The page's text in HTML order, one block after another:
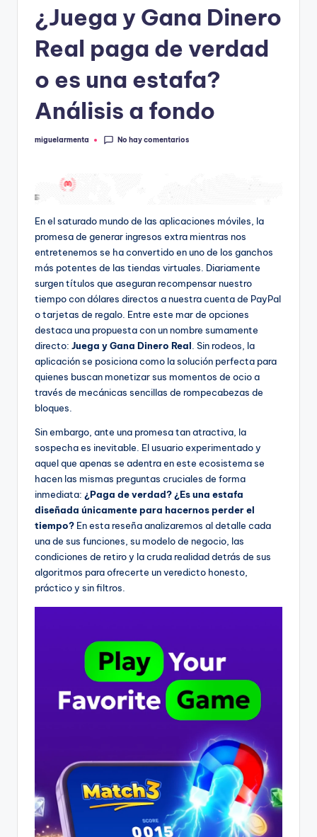
¿Juega y Gana Dinero
Real paga de verdad
o es una estafa?
Análisis a fondo
Publicado
miguelarmenta No hay comentarios
En el saturado mundo de las aplicaciones móviles, la
promesa de generar ingresos extra mientras nos
entretenemos se ha convertido en uno de los ganchos
más potentes de las tiendas virtuales. Diariamente
surgen títulos que aseguran recompensar nuestro
tiempo con dólares directos a nuestra cuenta de PayPal
o tarjetas de regalo. Entre este mar de opciones
destaca una propuesta con un nombre sumamente
directo: Juega y Gana Dinero Real . Sin rodeos, la
aplicación se posiciona como la solución perfecta para
quienes buscan monetizar sus momentos de ocio a
través de mecánicas sencillas de rompecabezas de
bloques.
Sin embargo, ante una promesa tan atractiva, la
sospecha es inevitable. El usuario experimentado y
aquel que apenas se adentra en este ecosistema se
hacen las mismas preguntas cruciales de forma
inmediata: ¿Paga de verdad? ¿Es una estafa
diseñada únicamente para hacernos perder el
tiempo? En esta reseña analizaremos al detalle cada
una de sus funciones, su modelo de negocio, las
condiciones de retiro y la cruda realidad detrás de sus
algoritmos para ofrecerte un veredicto honesto,
práctico y sin filtros.